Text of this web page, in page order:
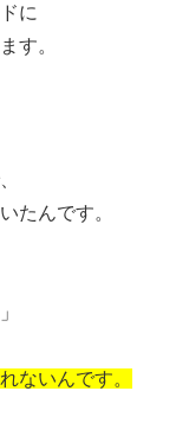
に
す。
たんです。
ないんです。